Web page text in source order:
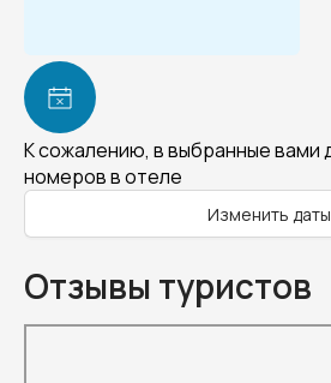
К сожалению, в выбранные вами
номеров в отеле
Изменить даты
Отзывы туристов